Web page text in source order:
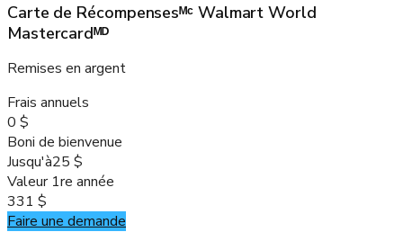
Carte de Récompensesᴹᶜ Walmart World
Mastercardᴹᴰ
Remises en argent
Frais annuels
0 $
Boni de bienvenue
Jusqu'à25 $
Valeur 1re année
331 $
Faire une demande